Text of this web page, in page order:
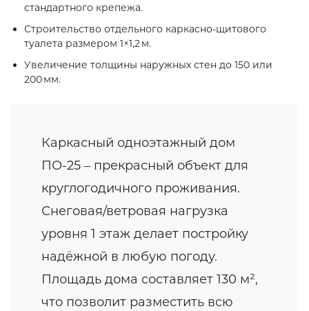
стандартного крепежа.
Строительство отдельного каркасно‑щитового
туалета размером 1×1,2 м.
Увеличение толщины наружных стен до 150 или
200 мм.
Каркасный одноэтажный дом
ПО-25 – прекрасный объект для
круглогодичного проживания.
Снеговая/ветровая нагрузка
уровня 1 этаж делает постройку
надёжной в любую погоду.
Площадь дома составляет 130 м²,
что позволит разместить всю